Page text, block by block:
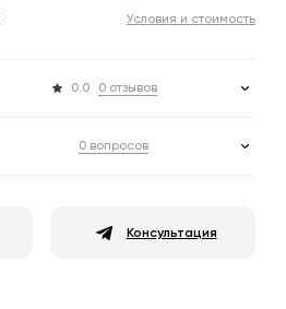
Условия и стоимость
0.0 0 отзывов
0 вопросов
Консультация